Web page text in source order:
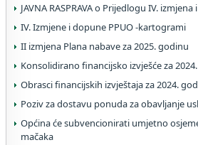
JAVNA RASPRAVA o Prijedlogu IV.
IV. Izmjene i dopune PPUO -kartogrami
II izmjena Plana nabave za 2025. godinu
Konsolidirano financijsko izvješće za
Obrasci financijskih izvještaja za 2024.
Poziv za dostavu ponuda za obavljanje
Općina će subvencionirati umjetno
mačaka